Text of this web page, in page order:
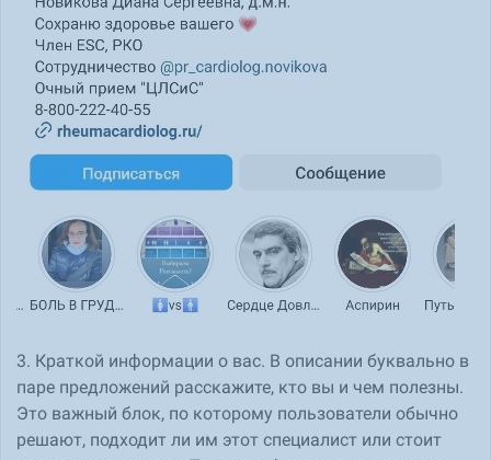
3. Краткой информации о вас. В описании буквально в
паре предложений расскажите, кто вы и чем полезны.
Это важный блок, по которому пользователи обычно
решают, подходит ли им этот специалист или стоит